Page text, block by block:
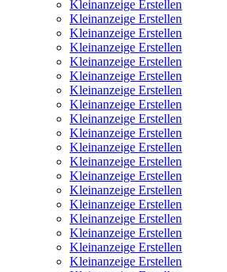
Kleinanzeige Erstellen
Kleinanzeige Erstellen
Kleinanzeige Erstellen
Kleinanzeige Erstellen
Kleinanzeige Erstellen
Kleinanzeige Erstellen
Kleinanzeige Erstellen
Kleinanzeige Erstellen
Kleinanzeige Erstellen
Kleinanzeige Erstellen
Kleinanzeige Erstellen
Kleinanzeige Erstellen
Kleinanzeige Erstellen
Kleinanzeige Erstellen
Kleinanzeige Erstellen
Kleinanzeige Erstellen
Kleinanzeige Erstellen
Kleinanzeige Erstellen
Kleinanzeige Erstellen